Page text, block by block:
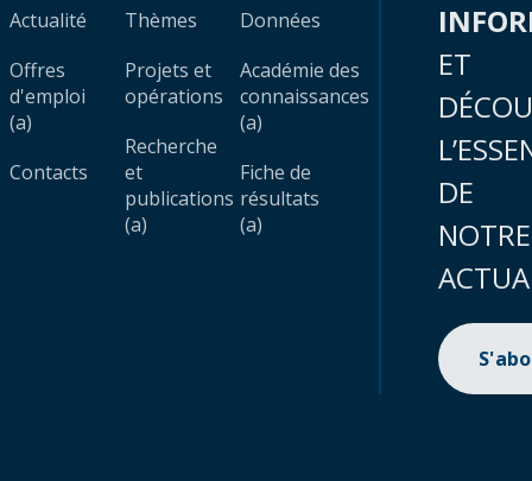
Actualité
Offres
d'emploi
(a)
Contacts
Thèmes
Projets et
opérations
Recherche
et
publications
(a)
Données
Académie des
connaissances
(a)
Fiche de
résultats
(a)
ET
DE
NOTRE